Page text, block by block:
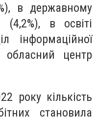
в державному
в освіті
інформаційної
центр
року кількість
становила